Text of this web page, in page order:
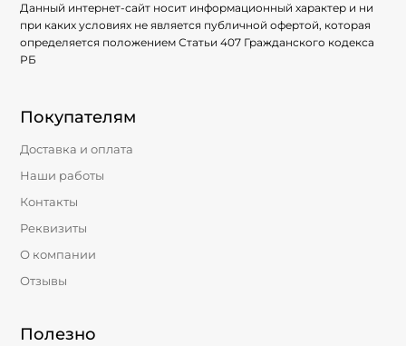
Данный интернет-сайт носит информационный характер и ни
при каких условиях не является публичной офертой, которая
определяется положением Статьи 407 Гражданского кодекса
РБ
Покупателям
Доставка и оплата
Наши работы
Контакты
Реквизиты
О компании
Отзывы
Полезно